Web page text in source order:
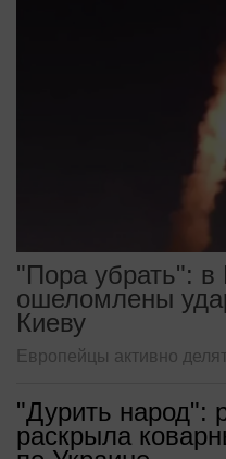
"Пора убрать": в
ошеломлены
Киеву
Европейцы активно
"Дурить народ":
раскрыла